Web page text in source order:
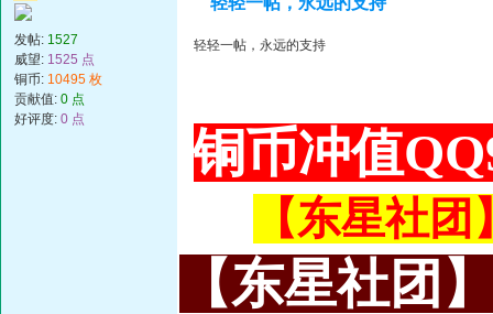
发帖: 1527
威望: 1525 点
铜币: 10495 枚
贡献值: 0 点
好评度: 0 点
轻轻一帖，永远的支持
铜币冲值
【东星社
【东星社团